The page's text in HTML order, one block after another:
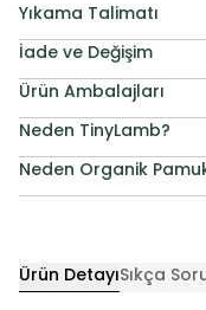
Yıkama Talimatı
İade ve Değişim
Ürün Ambalajları
Neden TinyLamb?
Neden Organik
Ürün DetayıSıkça